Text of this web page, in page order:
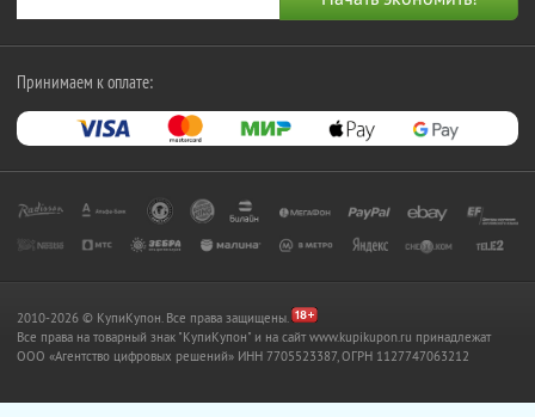
Принимаем к оплате:
2010-2026 © КупиКупон. Все права защищены.
Все права на товарный знак "КупиКупон" и на сайт www.kupikupon.ru принадлежат
OOO «Агентство цифровых решений» ИНН 7705523387, ОГРН 1127747063212